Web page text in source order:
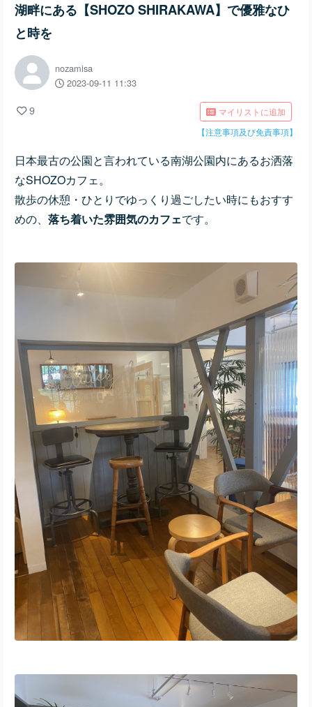
湖畔にある【SHOZO SHIRAKAWA】で優雅なひ
と時を
nozamisa
2023-09-11 11:33
9
マイリストに追加
【注意事項及び免責事項】
日本最古の公園と言われている南湖公園内にあるお洒落
なSHOZOカフェ。
散歩の休憩・ひとりでゆっくり過ごしたい時にもおすす
めの、 落ち着いた雰囲気のカフェです。